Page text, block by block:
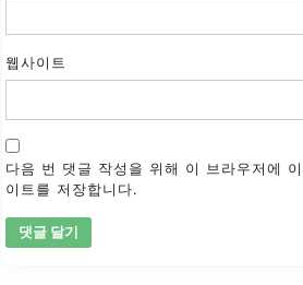
웹사이트
다음 번 댓글 작성을 위해 이 브라우저에
이트를 저장합니다.